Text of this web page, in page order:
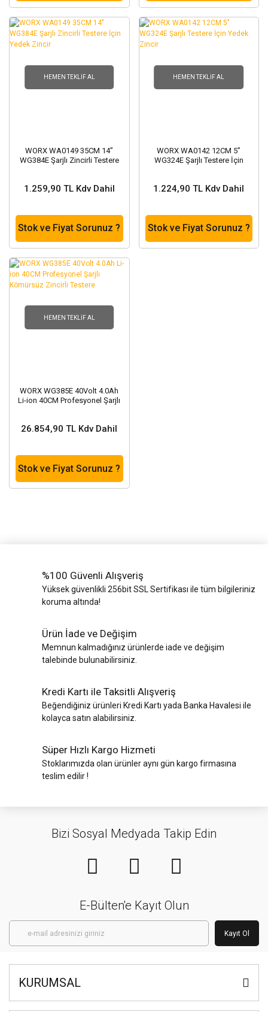
HEMEN TEKLIF AL
WORX WA0149 35CM 14’’
WG384E Şarjlı Zincirli Testere
1.259,90 TL Kdv Dahil
Stok ve Fiyat Sorunuz ?
HEMEN TEKLIF AL
WORX WA0142 12CM 5’’
WG324E Şarjlı Testere İçin
1.224,90 TL Kdv Dahil
Stok ve Fiyat Sorunuz ?
HEMEN TEKLIF AL
WORX WG385E 40Volt 4.0Ah
Li-ion 40CM Profesyonel Şarjlı
26.854,90 TL Kdv Dahil
Stok ve Fiyat Sorunuz ?
%100 Güvenli Alışveriş
Yüksek güvenlikli 256bit SSL Sertifikası ile tüm bilgileriniz
koruma altında!
Ürün İade ve Değişim
Memnun kalmadığınız ürünlerde iade ve değişim
talebinde bulunabilirsiniz.
Kredi Kartı ile Taksitli Alışveriş
Beğendiğiniz ürünleri Kredi Kartı yada Banka Havalesi ile
kolayca satın alabilirsiniz.
Süper Hızlı Kargo Hizmeti
Stoklarımızda olan ürünler aynı gün kargo firmasına
teslim edilir !
Bizi Sosyal Medyada Takip Edin
E-Bülten'e Kayıt Olun
Kayıt Ol
KURUMSAL